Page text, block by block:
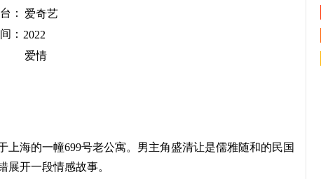
：
爱奇艺
： 2022
爱情
上海的一幢699号老公寓。男主角盛清让是儒雅随和的民国
开一段情感故事。